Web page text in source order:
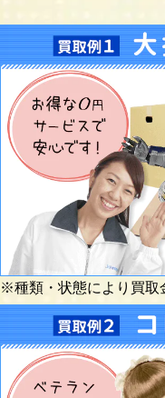
※種類・状態により買取